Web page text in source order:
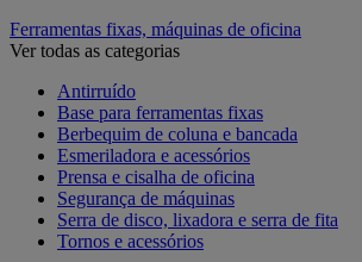
Ferramentas fixas, máquinas de oficina
Ver todas as categorias
Antirruído
Base para ferramentas fixas
Berbequim de coluna e bancada
Esmeriladora e acessórios
Prensa e cisalha de oficina
Segurança de máquinas
Serra de disco, lixadora e serra de fita
Tornos e acessórios